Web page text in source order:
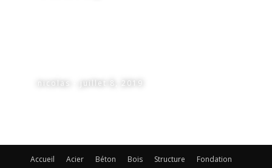
nicolas - juillet 8, 2019
Accueil Acier Béton Bois Structure
Fondation